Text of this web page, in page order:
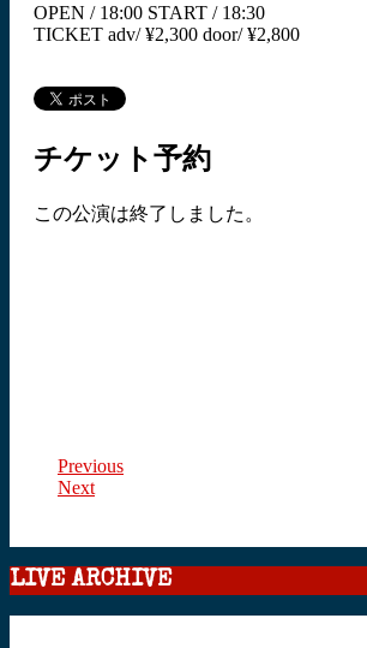
OPEN / 18:00 START / 18:30
TICKET adv/ ¥2,300 door/ ¥2,800
チケット予約
この公演は終了しました。
Previous
Next
LIVE ARCHIVE